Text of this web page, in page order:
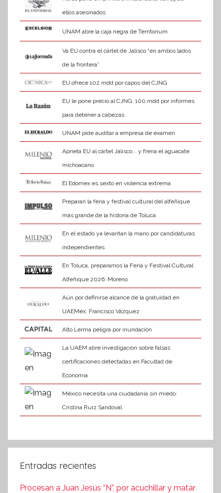
ellos asesinados
UNAM abre la caja negra de Territorium
Va EU contra el cártel de Jalisco “en ambos lados
de la frontera”
EU ofrece 102 mdd por capos del CJNG
EU le pone precio al CJNG: 100 mdd por informes
para detener a cabezas
UNAM pide auditar a empresa de examen
Aprieta EU al cártel Jalisco... y frena el aguacate
michoacano
El Edomex es sexto en violencia extrema
Preparan la feria y festival cultural del alfeñique
más grande de la historia de Toluca
En el estado ya levantan la mano por candidaturas
independientes
En Toluca, preparamos la Feria y Festival Cultural
Alfeñique 2026: Moreno
Aún por definirse alcance de la gratuidad en
UAEMéx: Francisco Vázquez
Alto Lerma peligra por inundación
La UAEM abre investigación sobre falsas
certificaciones detectadas en Facultad de
Economía
México necesita una ciudadanía sin miedo:
Cristina Ruiz Sandoval
Entradas recientes
Procesan a Juan Jesús “N”, por acuchillar y matar